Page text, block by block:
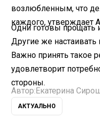
возлюбленным, что
каждого, утверждает
Одни готовы прощать
Другие же
Важно принять такое
удовлетворит
стороны.
Автор: Екатерина
АКТУАЛЬНО